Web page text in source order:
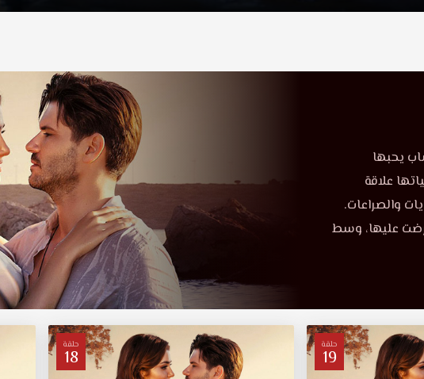
يحبها
علاقة
والصراعات.
عليها، وسط
حلقة
19
حلقة
18